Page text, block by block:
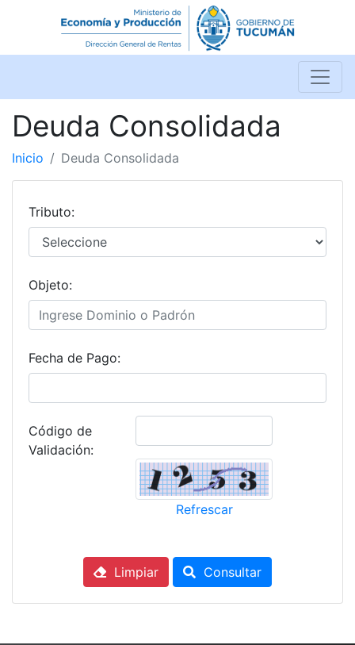
Deuda Consolidada
Inicio Deuda Consolidada
Tributo:
Objeto:
Fecha de Pago:
Código de
Validación:
Refrescar
Limpiar Consultar